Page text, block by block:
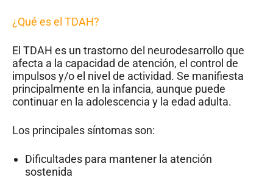
¿Qué es el TDAH?
El TDAH es un trastorno del neurodesarrollo que
afecta a la capacidad de atención, el control de
impulsos y/o el nivel de actividad. Se manifiesta
principalmente en la infancia, aunque puede
continuar en la adolescencia y la edad adulta.
Los principales síntomas son:
Dificultades para mantener la atención
sostenida